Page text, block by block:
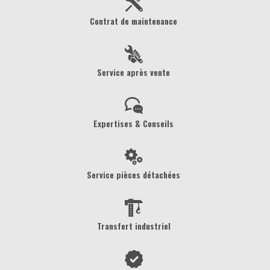
Contrat de maintenance
Service après vente
Expertises & Conseils
Service pièces détachées
Transfert industriel